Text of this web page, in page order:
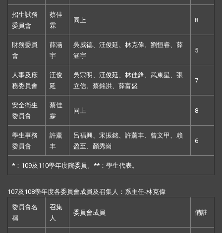
招生試務
委員會
蔡佳
霖
同上 8
財務委員
會
薛涵
宇
吳威德、汪俊延、林克偉、劉恒睿、薛
涵宇
5
人事及庶
務委員會
汪俊
延
吳宗明、汪俊延、林佳鋒、武東星、張
立信、蔡銘洪、薛富盛
7
安全衛生
委員會
蔡佳
霖
同上 8
學生事務
委員會
許薰
丰
呂福興、宋振銘、許薰丰、曾文甲、賴
盈至、顏秀崗
6
*：109及110學年度院委員。**：學生代表。
107及108學年度各委員會成員及召集人： 系主任-林克偉
委員會名
稱
召集
人
委員會成員 備註